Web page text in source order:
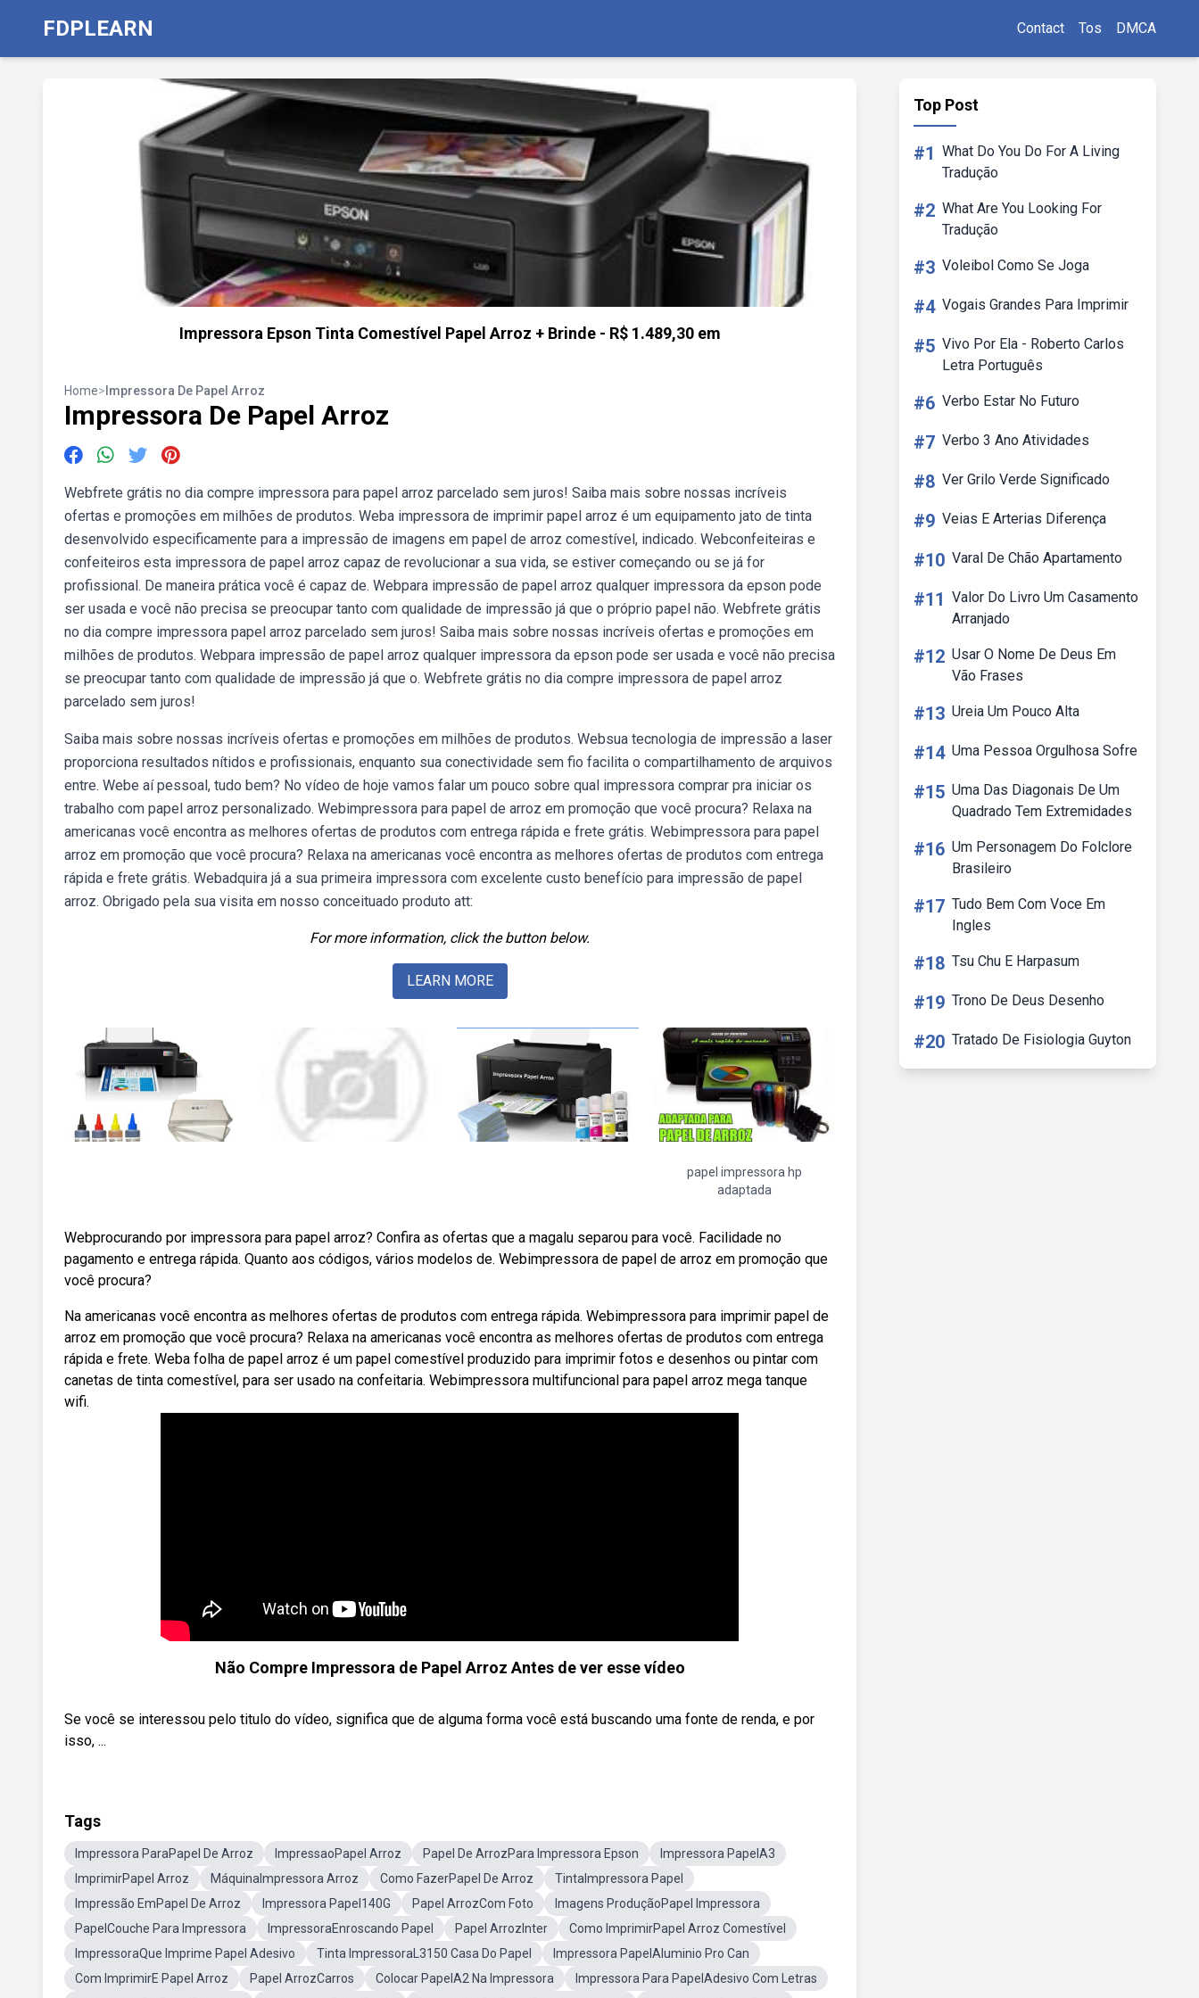
FDPLEARN Contact Tos DMCA
Impressora Epson Tinta Comestível Papel Arroz + Brinde - R$ 1.489,30 em
Home> Impressora De Papel Arroz
Impressora De Papel Arroz
Webfrete grátis no dia compre impressora para papel arroz parcelado sem juros! Saiba mais sobre nossas incríveis
ofertas e promoções em milhões de produtos. Weba impressora de imprimir papel arroz é um equipamento jato de tinta
desenvolvido especificamente para a impressão de imagens em papel de arroz comestível, indicado. Webconfeiteiras e
confeiteiros esta impressora de papel arroz capaz de revolucionar a sua vida, se estiver começando ou se já for
profissional. De maneira prática você é capaz de. Webpara impressão de papel arroz qualquer impressora da epson pode
ser usada e você não precisa se preocupar tanto com qualidade de impressão já que o próprio papel não. Webfrete grátis
no dia compre impressora papel arroz parcelado sem juros! Saiba mais sobre nossas incríveis ofertas e promoções em
milhões de produtos. Webpara impressão de papel arroz qualquer impressora da epson pode ser usada e você não precisa
se preocupar tanto com qualidade de impressão já que o. Webfrete grátis no dia compre impressora de papel arroz
parcelado sem juros!
Saiba mais sobre nossas incríveis ofertas e promoções em milhões de produtos. Websua tecnologia de impressão a laser
proporciona resultados nítidos e profissionais, enquanto sua conectividade sem fio facilita o compartilhamento de arquivos
entre. Webe aí pessoal, tudo bem? No vídeo de hoje vamos falar um pouco sobre qual impressora comprar pra iniciar os
trabalho com papel arroz personalizado. Webimpressora para papel de arroz em promoção que você procura? Relaxa na
americanas você encontra as melhores ofertas de produtos com entrega rápida e frete grátis. Webimpressora para papel
arroz em promoção que você procura? Relaxa na americanas você encontra as melhores ofertas de produtos com entrega
rápida e frete grátis. Webadquira já a sua primeira impressora com excelente custo benefício para impressão de papel
arroz. Obrigado pela sua visita em nosso conceituado produto att:
For more information, click the button below.
LEARN MORE
papel impressora hp
adaptada
Webprocurando por impressora para papel arroz? Confira as ofertas que a magalu separou para você. Facilidade no
pagamento e entrega rápida. Quanto aos códigos, vários modelos de. Webimpressora de papel de arroz em promoção que
você procura?
Na americanas você encontra as melhores ofertas de produtos com entrega rápida. Webimpressora para imprimir papel de
arroz em promoção que você procura? Relaxa na americanas você encontra as melhores ofertas de produtos com entrega
rápida e frete. Weba folha de papel arroz é um papel comestível produzido para imprimir fotos e desenhos ou pintar com
canetas de tinta comestível, para ser usado na confeitaria. Webimpressora multifuncional para papel arroz mega tanque
wifi.
Não Compre Impressora de Papel Arroz Antes de ver esse vídeo
Se você se interessou pelo titulo do vídeo, significa que de alguma forma você está buscando uma fonte de renda, e por
isso, ...
Tags
Impressora ParaPapel De Arroz ImpressaoPapel Arroz Papel De ArrozPara Impressora Epson
Impressora PapelA3
ImprimirPapel Arroz
MáquinaImpressora Arroz Como FazerPapel De Arroz
TintaImpressora Papel
Impressão EmPapel De Arroz
Impressora Papel140G Papel ArrozCom Foto
Imagens ProduçãoPapel Impressora
PapelCouche Para Impressora
ImpressoraEnroscando Papel Papel ArrozInter
Como ImprimirPapel Arroz Comestível
ImpressoraQue Imprime Papel Adesivo
Tinta ImpressoraL3150 Casa Do Papel
Impressora PapelAluminio Pro Can
Com ImprimirE Papel Arroz
Papel ArrozCarros Colocar PapelA2 Na Impressora
Impressora Para PapelAdesivo Com Letras
Top Post
#1 What Do You Do For A Living
Tradução
#2 What Are You Looking For
Tradução
#3 Voleibol Como Se Joga
#4 Vogais Grandes Para Imprimir
#5 Vivo Por Ela - Roberto Carlos
Letra Português
#6 Verbo Estar No Futuro
#7 Verbo 3 Ano Atividades
#8 Ver Grilo Verde Significado
#9 Veias E Arterias Diferença
#10 Varal De Chão Apartamento
#11 Valor Do Livro Um Casamento
Arranjado
#12 Usar O Nome De Deus Em
Vão Frases
#13 Ureia Um Pouco Alta
#14 Uma Pessoa Orgulhosa Sofre
#15 Uma Das Diagonais De Um
Quadrado Tem Extremidades
#16 Um Personagem Do Folclore
Brasileiro
#17 Tudo Bem Com Voce Em
Ingles
#18 Tsu Chu E Harpasum
#19 Trono De Deus Desenho
#20 Tratado De Fisiologia Guyton